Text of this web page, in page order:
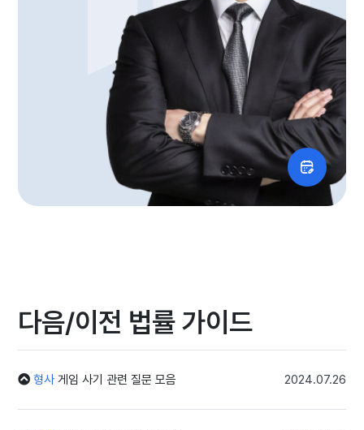
다음/이전 법률 가이드
형사게임 사기 관련 질문 모음 2024.07.26